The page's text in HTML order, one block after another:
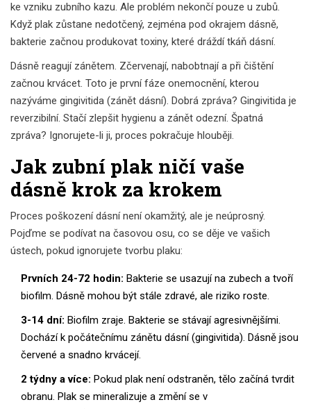
ke vzniku zubního kazu. Ale problém nekončí pouze u zubů.
Když plak zůstane nedotčený, zejména pod okrajem dásně,
bakterie začnou produkovat toxiny, které dráždí tkáň dásní.
Dásně reagují zánětem. Zčervenají, nabobtnají a při čištění
začnou krvácet. Toto je první fáze onemocnění, kterou
nazýváme gingivitida (zánět dásní). Dobrá zpráva? Gingivitida je
reverzibilní. Stačí zlepšit hygienu a zánět odezní. Špatná
zpráva? Ignorujete-li ji, proces pokračuje hlouběji.
Jak zubní plak ničí vaše
dásně krok za krokem
Proces poškození dásní není okamžitý, ale je neúprosný.
Pojďme se podívat na časovou osu, co se děje ve vašich
ústech, pokud ignorujete tvorbu plaku:
Prvních 24-72 hodin: Bakterie se usazují na zubech a tvoří
biofilm. Dásně mohou být stále zdravé, ale riziko roste.
3-14 dní: Biofilm zraje. Bakterie se stávají agresivnějšími.
Dochází k počátečnímu zánětu dásní (gingivitida). Dásně jsou
červené a snadno krvácejí.
2 týdny a více: Pokud plak není odstraněn, tělo začíná tvrdit
obranu. Plak se mineralizuje a změní se v